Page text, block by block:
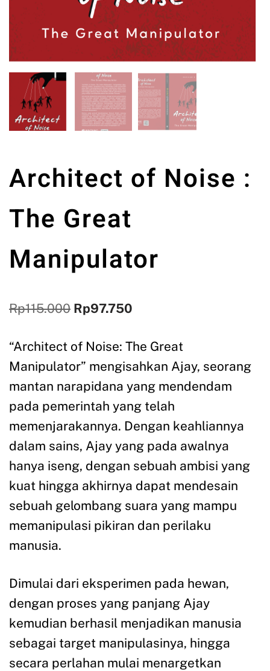
Architect of Noise :
The Great
Manipulator
Rp115.000 Rp97.750
“Architect of Noise: The Great
Manipulator” mengisahkan Ajay, seorang
mantan narapidana yang mendendam
pada pemerintah yang telah
memenjarakannya. Dengan keahliannya
dalam sains, Ajay yang pada awalnya
hanya iseng, dengan sebuah ambisi yang
kuat hingga akhirnya dapat mendesain
sebuah gelombang suara yang mampu
memanipulasi pikiran dan perilaku
manusia.
Dimulai dari eksperimen pada hewan,
dengan proses yang panjang Ajay
kemudian berhasil menjadikan manusia
sebagai target manipulasinya, hingga
secara perlahan mulai menargetkan